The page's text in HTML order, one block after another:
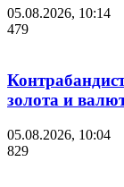
05.08.2026, 10:14
479
золота и
05.08.2026, 10:04
829